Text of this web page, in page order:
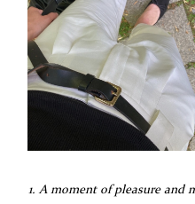
1. A moment of pleasure and